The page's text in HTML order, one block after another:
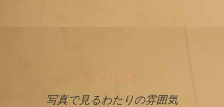
Picture
写真で見るわたりの雰囲気